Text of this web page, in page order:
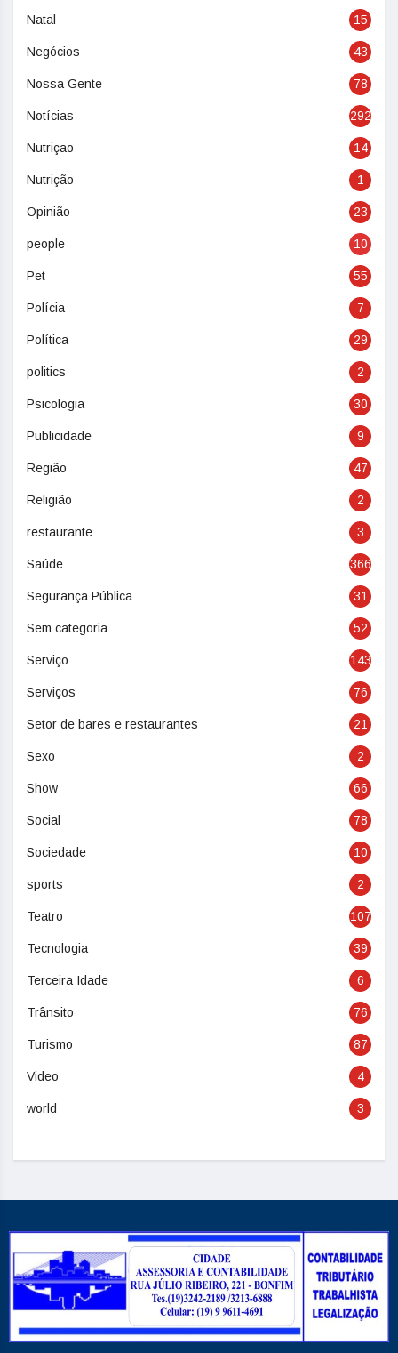
Natal 15
Negócios 43
Nossa Gente 78
Notícias 292
Nutriçao 14
Nutrição 1
Opinião 23
people 10
Pet 55
Polícia 7
Política 29
politics 2
Psicologia 30
Publicidade 9
Região 47
Religião 2
restaurante 3
Saúde 366
Segurança Pública 31
Sem categoria 52
Serviço 143
Serviços 76
Setor de bares e restaurantes 21
Sexo 2
Show 66
Social 78
Sociedade 10
sports 2
Teatro 107
Tecnologia 39
Terceira Idade 6
Trânsito 76
Turismo 87
Video 4
world 3